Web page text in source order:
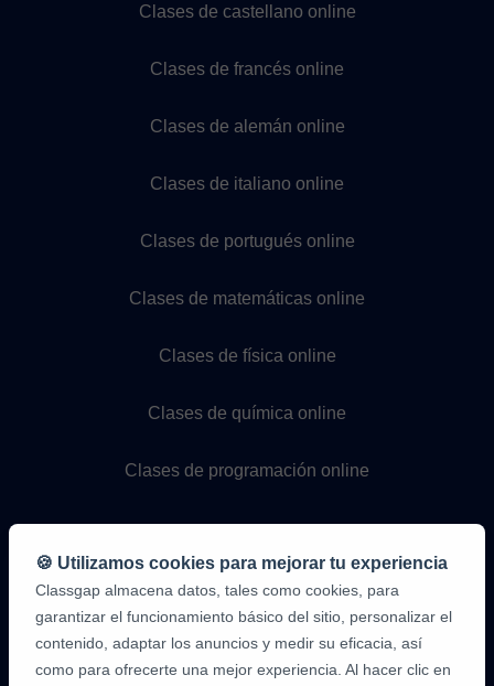
Clases de castellano online
Clases de francés online
Clases de alemán online
Clases de italiano online
Clases de portugués online
Clases de matemáticas online
Clases de física online
Clases de química online
Clases de programación online
9,6/10
🍪 Utilizamos cookies para mejorar tu experiencia
Classgap almacena datos, tales como cookies, para
garantizar el funcionamiento básico del sitio, personalizar el
contenido, adaptar los anuncios y medir su eficacia, así
como para ofrecerte una mejor experiencia. Al hacer clic en